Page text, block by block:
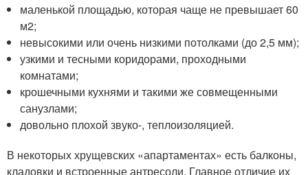
маленькой площадью, которая чаще не превышает 60
м2;
невысокими или очень низкими потолками (до 2,5 мм);
узкими и тесными коридорами, проходными
комнатами;
крошечными кухнями и такими же совмещенными
санузлами;
довольно плохой звуко-, теплоизоляцией.
В некоторых хрущевских «апартаментах» есть балконы,
кладовки и встроенные антресоли. Главное отличие их